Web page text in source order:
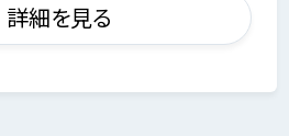
詳細を見る